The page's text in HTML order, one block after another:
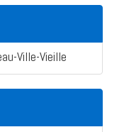
Ville-Vieille